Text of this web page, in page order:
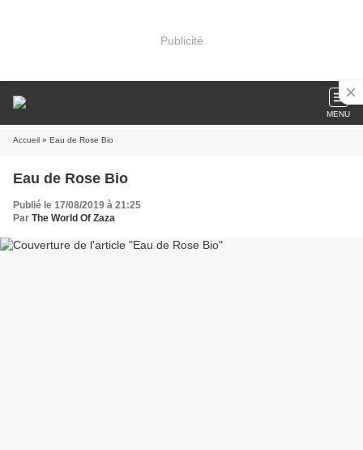
Publicité
MENU
Accueil » Eau de Rose Bio
Eau de Rose Bio
Publié le 17/08/2019 à 21:25
Par The World Of Zaza